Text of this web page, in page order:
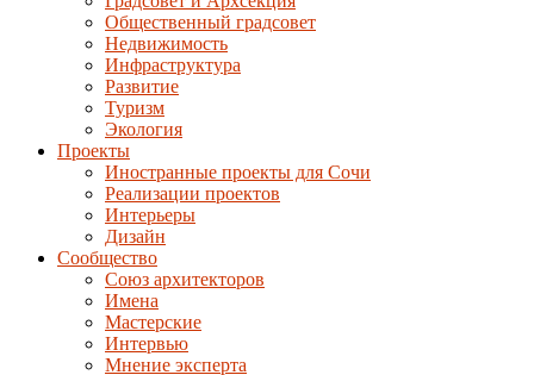
Общественный градсовет
Недвижимость
Инфраструктура
Развитие
Туризм
Экология
Проекты
Иностранные проекты для Сочи
Реализации проектов
Интерьеры
Дизайн
Сообщество
Союз архитекторов
Имена
Мастерские
Интервью
Мнение эксперта